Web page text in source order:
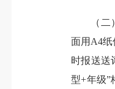
（二）
面用A4纸
时报送送
型+年级”